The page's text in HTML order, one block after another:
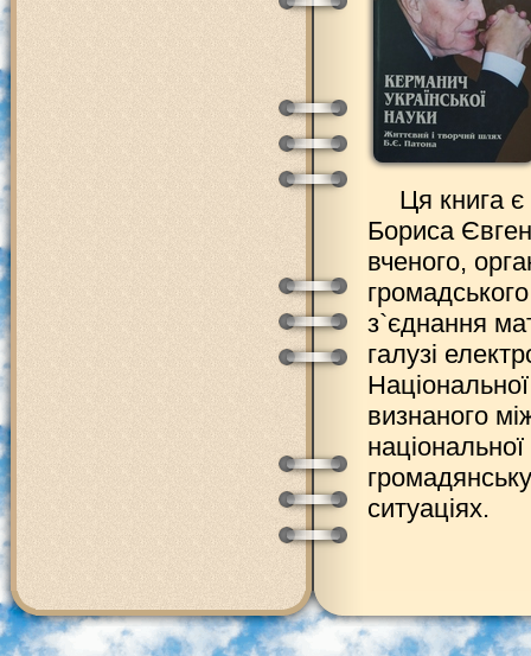
Ця книга
Бориса
вченого,
з`єднання
галузі
визнаного
ситуаціях.